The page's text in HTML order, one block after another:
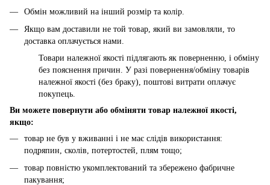
Обмін можливий на інший розмір та колір.
Якщо вам доставили не той товар, який ви замовляли, то
доставка оплачується нами.
Товари належної якості підлягають як поверненню, і обміну
без пояснення причин. У разі повернення/обміну товарів
належної якості (без браку), поштові витрати оплачує
покупець.
Ви можете повернути або обміняти товар належної якості,
якщо:
товар не був у вживанні і не має слідів використання:
подряпин, сколів, потертостей, плям тощо;
товар повністю укомплектований та збережено фабричне
пакування;